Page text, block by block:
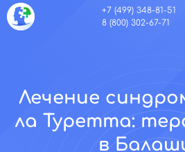
+7 (499) 348-81-51
8 (800) 302-67-71
Лечение
ла Туретта:
в